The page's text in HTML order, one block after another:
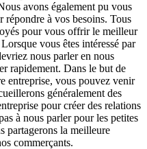
avons également pu vous
à vos besoins. Tous
pour vous offrir le meilleur
vous êtes intéressé par
nous parler en nous
rapidement. Dans le but de
entreprise, vous pouvez venir
généralement des
pour créer des relations
à nous parler pour les petites
partagerons la meilleure
commerçants.